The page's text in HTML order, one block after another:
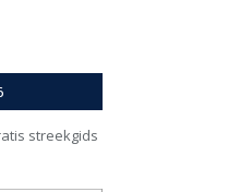
streekgids